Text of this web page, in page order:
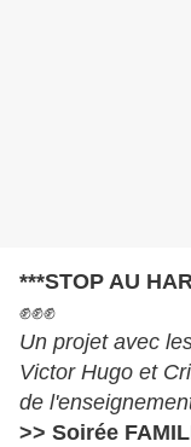
***STOP AU
✊✊✊
Un projet avec
Victor Hugo et
de
>> Soirée